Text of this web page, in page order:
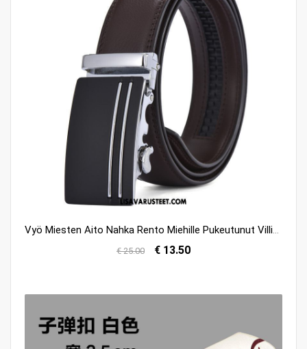
€ 25.00 € 13.50